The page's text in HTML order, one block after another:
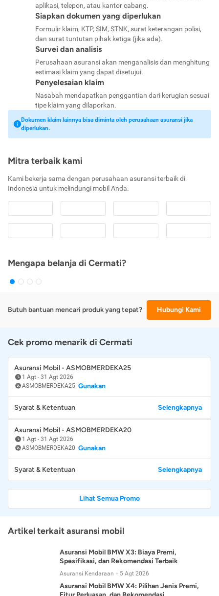
aplikasi, telepon, atau kantor cabang.
Siapkan dokumen yang diperlukan
Formulir klaim, KTP, SIM, STNK, surat keterangan polisi,
dan surat tuntutan pihak ketiga (jika ada).
Survei dan analisis
Perusahaan asuransi akan menganalisis dan menghitung
estimasi klaim yang dapat disetujui.
Penyelesaian klaim
Nasabah mendapatkan penggantian dari kerugian sesuai
tipe klaim yang dilaporkan.
Dokumen klaim lainnya bisa diminta oleh perusahaan asuransi jika
diperlukan.
Mitra terbaik kami
Kami bekerja sama dengan perusahaan asuransi terbaik di
Indonesia untuk melindungi mobil Anda.
Mengapa belanja di Cermati?
Butuh bantuan mencari produk yang tepat? Hubungi Kami
Cek promo menarik di Cermati
Asuransi Mobil - ASMOBMERDEKA25
1 Agt - 31 Agt 2026
ASMOBMERDEKA25 Gunakan
Syarat & Ketentuan Selengkapnya
Asuransi Mobil - ASMOBMERDEKA20
1 Agt - 31 Agt 2026
ASMOBMERDEKA20 Gunakan
Syarat & Ketentuan Selengkapnya
Lihat Semua Promo
Artikel terkait asuransi mobil
Asuransi Mobil BMW X3: Biaya Premi,
Spesifikasi, dan Rekomendasi Terbaik
Asuransi Kendaraan 5 Agt 2026
Asuransi Mobil BMW X4: Pilihan Jenis Premi,